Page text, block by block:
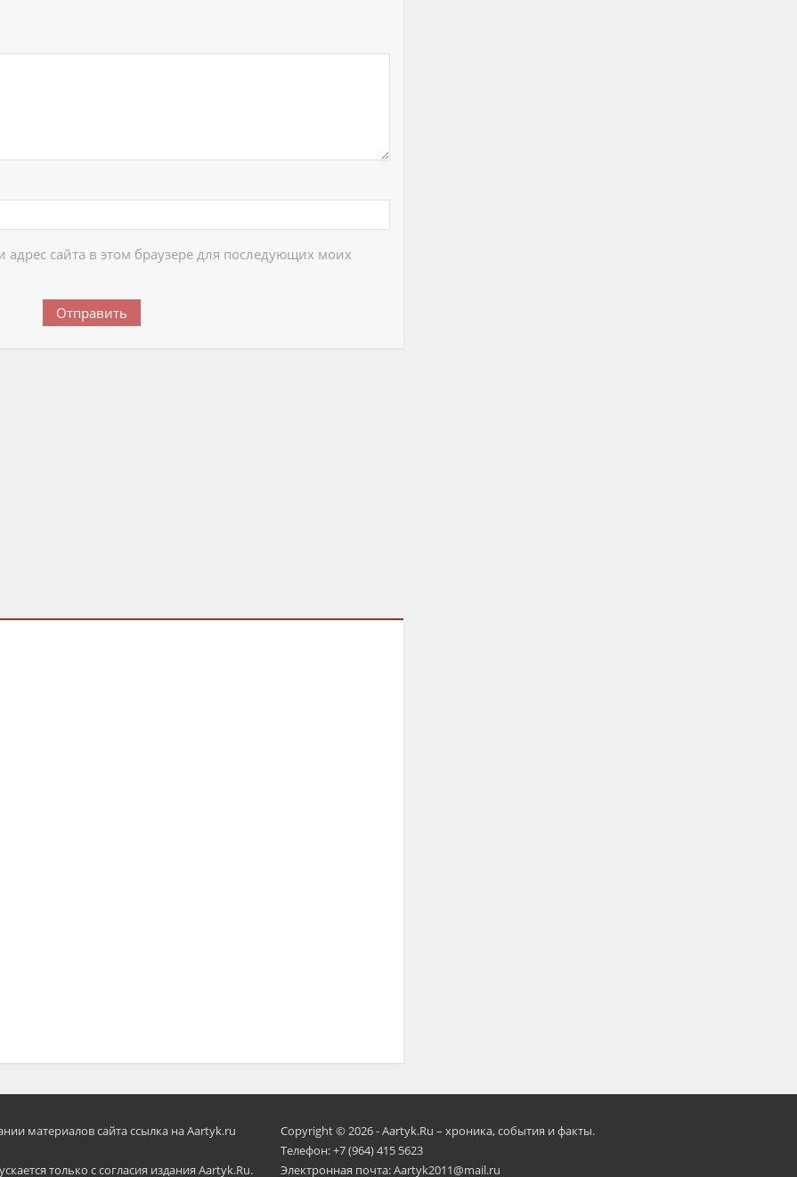
сайта в этом браузере для последующих моих
материалов сайта ссылка на Aartyk.ru
только с согласия издания Aartyk.Ru.
Copyright © 2026 - Aartyk.Ru – хроника, события и факты.
Телефон: +7 (964) 415 5623
Электронная почта: Aartyk2011@mail.ru